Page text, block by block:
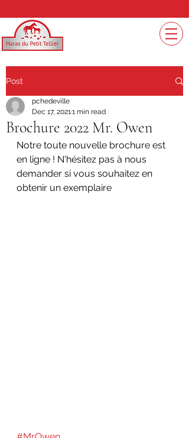
Post
Brochure 2022 Mr. Owen
pchedeville
Dec 17, 20211 min read
Notre toute nouvelle brochure est
en ligne ! N'hésitez pas à nous
demander si vous souhaitez en
obtenir un exemplaire